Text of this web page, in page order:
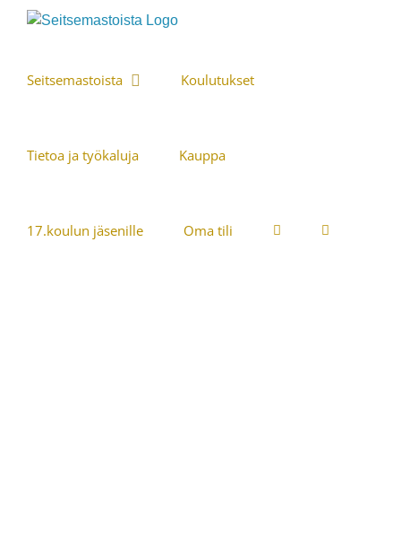
Skip
Seitsemastoista Koulutukset
Tietoa ja työkaluja Kauppa
17.koulun jäsenille Oma tili